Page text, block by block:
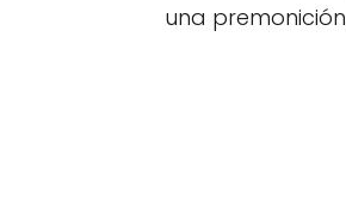
una